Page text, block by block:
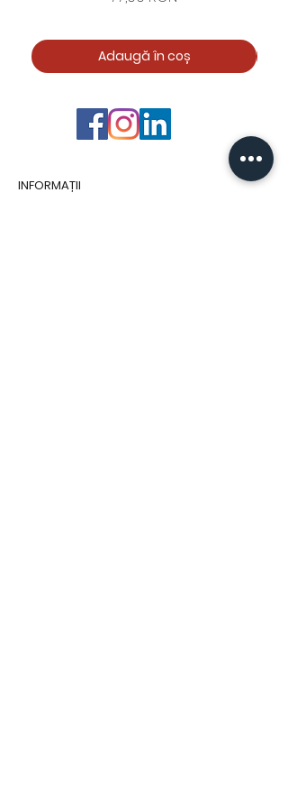
Adaugă în coș
INFORMAȚII